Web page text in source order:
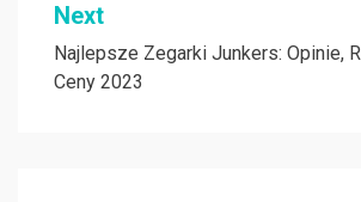
Next
Najlepsze Zegarki Junkers: Opinie,
Ceny 2023